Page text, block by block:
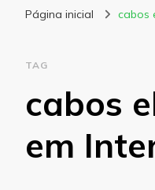
Página inicial cabos
TAG
cabos
em